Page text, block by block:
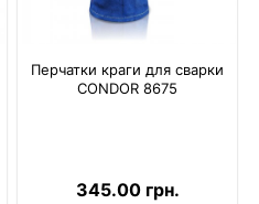
Перчатки краги для сварки
CONDOR 8675
345.00 грн.